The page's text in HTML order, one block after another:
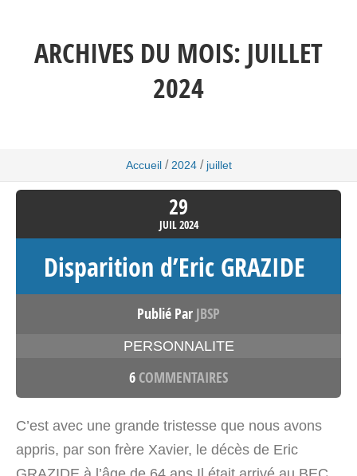
ARCHIVES DU MOIS: JUILLET
2024
Accueil / 2024 / juillet
29
JUIL2024
Disparition d’Eric GRAZIDE
Publié Par JBSP
PERSONNALITE
6 COMMENTAIRES
C’est avec une grande tristesse que nous avons
appris, par son frère Xavier, le décès de Eric